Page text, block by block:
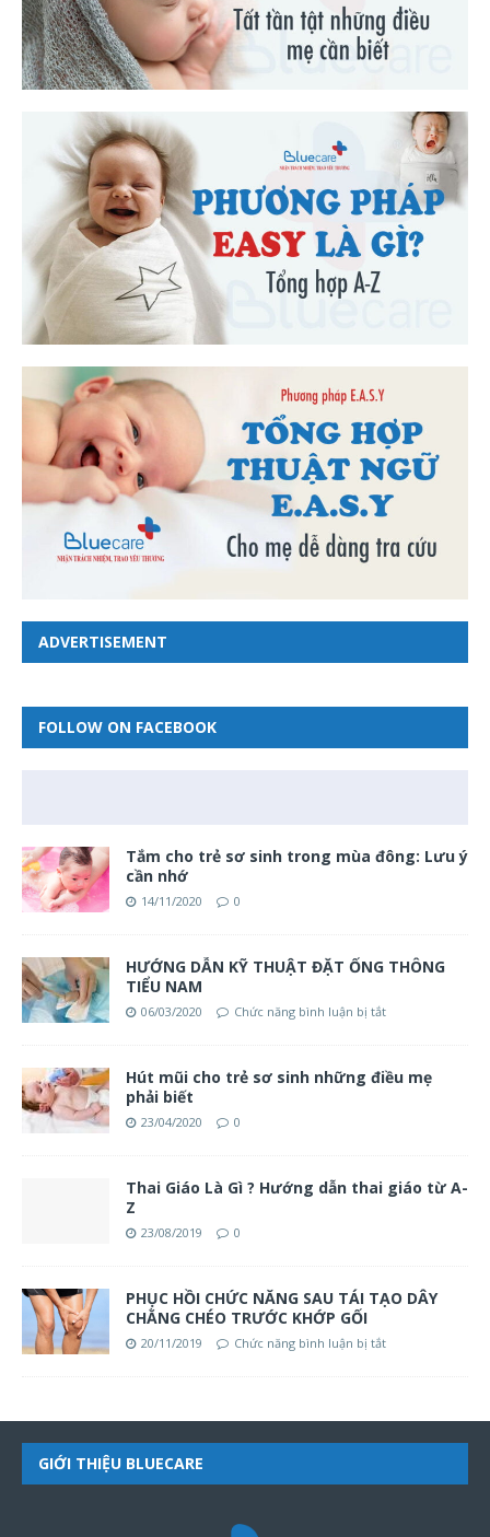
ADVERTISEMENT
FOLLOW ON FACEBOOK
Tắm cho trẻ sơ sinh trong mùa đông: Lưu ý
cần nhớ
14/11/2020 0
HƯỚNG DẪN KỸ THUẬT ĐẶT ỐNG THÔNG
TIỂU NAM
06/03/2020 Chức năng bình luận bị tắt
Hút mũi cho trẻ sơ sinh những điều mẹ
phải biết
23/04/2020 0
Thai Giáo Là Gì ? Hướng dẫn thai giáo từ A-
Z
23/08/2019 0
PHỤC HỒI CHỨC NĂNG SAU TÁI TẠO DÂY
CHẰNG CHÉO TRƯỚC KHỚP GỐI
20/11/2019 Chức năng bình luận bị tắt
GIỚI THIỆU BLUECARE